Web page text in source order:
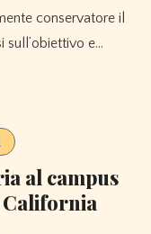
conservatore il
sull’obiettivo e…
al campus
California